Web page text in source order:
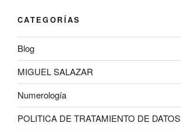
CATEGORÍAS
Blog
MIGUEL SALAZAR
Numerología
POLITICA DE TRATAMIENTO DE DATOS